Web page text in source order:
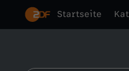
Startseite